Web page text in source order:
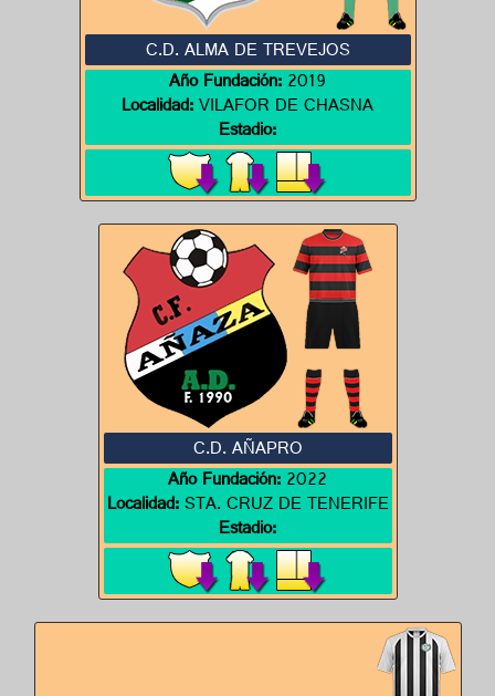
C.D. ALMA DE TREVEJOS
Año Fundación:2019
Localidad:VILAFOR DE CHASNA
Estadio:
C.D. AÑAPRO
Año Fundación:2022
Localidad:STA. CRUZ DE TENERIFE
Estadio: